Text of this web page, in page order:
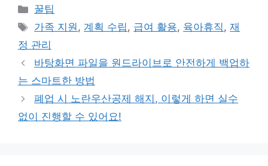
카
테
리
꿀팁
태
그
가족 지원, 계획 수립, 급여 활용, 육아휴직,재
정 관리
바탕화면 파일을 원드라이브로 안전하게 백업하
는 스마트한 방법
폐업 시 노란우산공제 해지, 이렇게 하면 실수
없이 진행할 수 있어요!